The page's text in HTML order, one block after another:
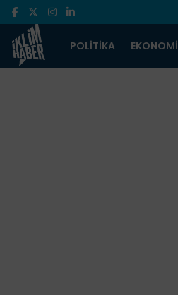
POLITIKA EKONOMI